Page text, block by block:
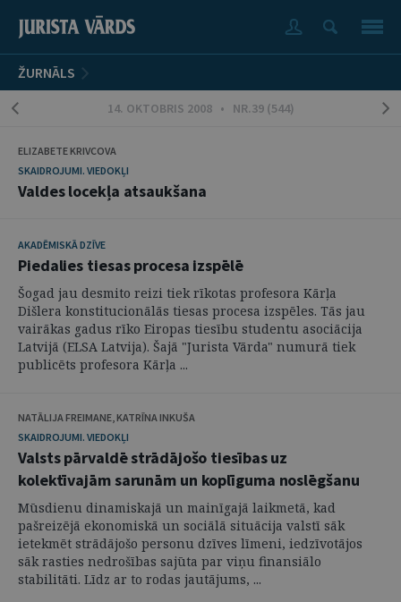
ŽURNĀLS
14. OKTOBRIS 2008 • NR.39 (544)
ELIZABETE KRIVCOVA
SKAIDROJUMI. VIEDOKĻI
Valdes locekļa atsaukšana
AKADĒMISKĀ DZĪVE
Piedalies tiesas procesa izspēlē
Šogad jau desmito reizi tiek rīkotas profesora Kārļa
Dišlera konstitucionālās tiesas procesa izspēles. Tās jau
vairākas gadus rīko Eiropas tiesību studentu asociācija
Latvijā (ELSA Latvija). Šajā "Jurista Vārda" numurā tiek
publicēts profesora Kārļa ...
NATĀLIJA FREIMANE, KATRĪNA INKUŠA
SKAIDROJUMI. VIEDOKĻI
Valsts pārvaldē strādājošo tiesības uz
kolektīvajām sarunām un koplīguma noslēgšanu
Mūsdienu dinamiskajā un mainīgajā laikmetā, kad
pašreizējā ekonomiskā un sociālā situācija valstī sāk
ietekmēt strādājošo personu dzīves līmeni, iedzīvotājos
sāk rasties nedrošības sajūta par viņu finansiālo
stabilitāti. Līdz ar to rodas jautājums, ...